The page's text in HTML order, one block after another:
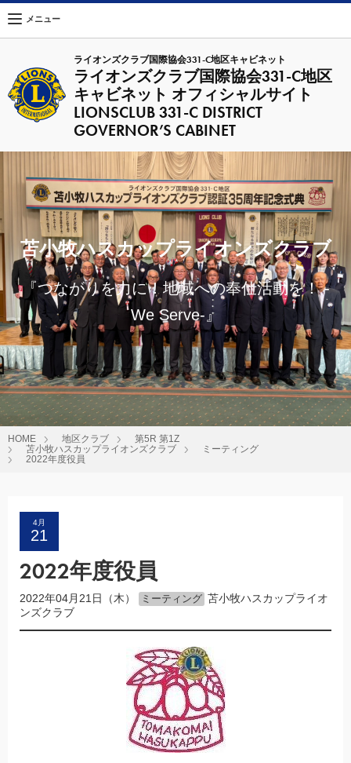
ライオンズクラブ国際協会331-C地区キャビネット
ライオンズクラブ国際協会331-C地区
キャビネット オフィシャルサイト
LIONSCLUB 331-C DISTRICT
GOVERNOR’S CABINET
メニュー
苫小牧ハスカップライオンズクラブ
『つながりを力に！地域への奉仕活動を！ -
We Serve-』
HOME 地区クラブ
第5R 第1Z
苫小牧ハスカップライオンズクラブ
ミーティング
2022年度役員
4月
21
2022年度役員
2022年04月21日（木） ミーティング 苫小牧ハスカップライオ
ンズクラブ